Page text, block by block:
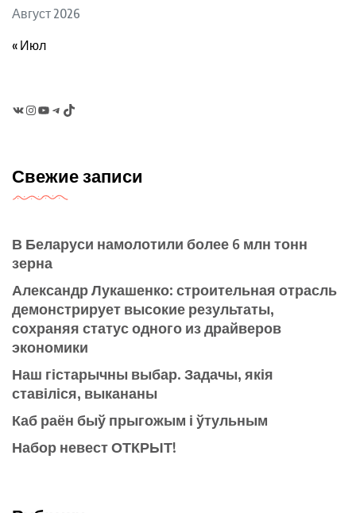
Август 2026
« Июл
Instagram
YouTubeTelegram
TikTok
Свежие записи
В Беларуси намолотили более 6 млн тонн
зерна
Александр Лукашенко: строительная отрасль
демонстрирует высокие результаты,
сохраняя статус одного из драйверов
экономики
Наш гістарычны выбар. Задачы, якія
ставіліся, выкананы
Каб раён быў прыгожым і ўтульным
Набор невест ОТКРЫТ!